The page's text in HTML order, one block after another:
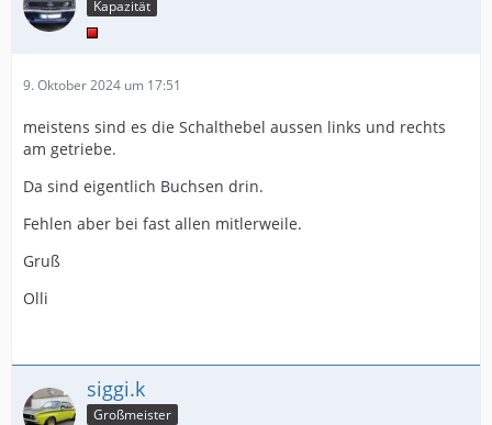
Kapazität
9. Oktober 2024 um 17:51
meistens sind es die Schalthebel aussen links und rechts
am getriebe.
Da sind eigentlich Buchsen drin.
Fehlen aber bei fast allen mitlerweile.
Gruß
Olli
siggi.k
Großmeister